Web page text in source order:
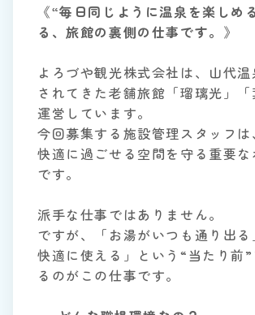
《“毎日同じように温泉を楽しめ
る、旅館の裏側の仕事です。 》
よろづや観光株式会社は、山代
されてきた老舗旅館「瑠璃光」「
運営しています。
今回募集する施設管理スタッフ
快適に過ごせる空間を守る重要な
です。
派手な仕事ではありません。
ですが、「お湯がいつも通り出
快適に使える」という“当たり前
るのがこの仕事です。